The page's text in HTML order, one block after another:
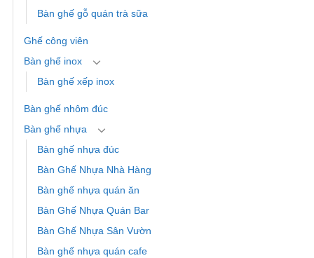
Bàn ghế gỗ quán trà sữa
Ghế công viên
Bàn ghế inox
Bàn ghế xếp inox
Bàn ghế nhôm đúc
Bàn ghế nhựa
Bàn ghế nhựa đúc
Bàn Ghế Nhựa Nhà Hàng
Bàn ghế nhựa quán ăn
Bàn Ghế Nhựa Quán Bar
Bàn Ghế Nhựa Sân Vườn
Bàn ghế nhựa quán cafe